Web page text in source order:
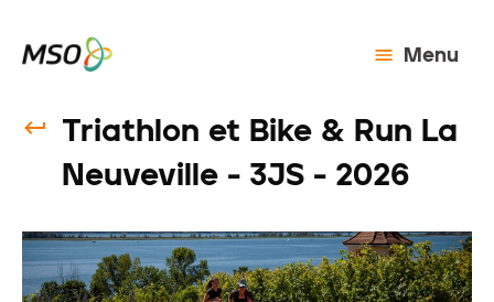
Menu
Triathlon et Bike & Run La
Neuveville - 3JS - 2026